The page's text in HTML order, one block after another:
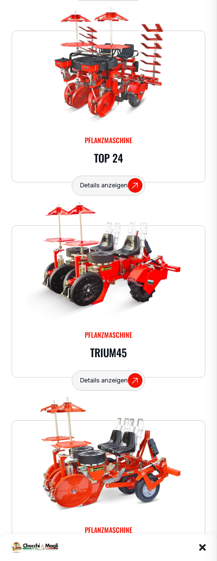
PFLANZMASCHINE
TOP 24
Details anzeigen
PFLANZMASCHINE
TRIUM45
Details anzeigen
PFLANZMASCHINE